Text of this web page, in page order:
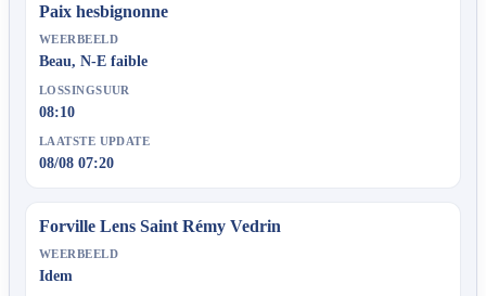
Paix hesbignonne
WEERBEELD
Beau, N-E faible
LOSSINGSUUR
08:10
LAATSTE UPDATE
08/08 07:20
Forville Lens Saint Rémy Vedrin
WEERBEELD
Idem